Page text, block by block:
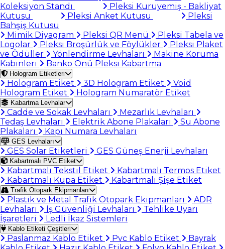
Koleksiyon Standı
Pleksi Kuruyemiş - Bakliyat
Kutusu
Pleksi Anket Kutusu
Pleksi
Bahşiş Kutusu
Mimik Diyagram
Pleksi QR Menü
Pleksi Tabela ve
Logolar
Pleksi Broşürlük ve Föylükler
Pleksi Plaket
ve Ödüller
Yönlendirme Levhaları
Makine Koruma
Kabinleri
Banko Önü Pleksi Kabartma
Hologram Etiketleri
Hologram Etiket 3D Hologram Etiket
Void
Hologram Etiket
Hologram Numaratör Etiket
Kabartma Levhalar
Cadde ve Sokak Levhaları
Mezarlık Levhaları
Tedaş Levhaları
Elektrik Abone Plakaları
Su Abone
Plakaları
Kapı Numara Levhaları
GES Levhaları
GES Solar Etiketleri GES Güneş Enerji Levhaları
Kabartmalı PVC Etiket
Kabartmalı Tekstil Etiket
Kabartmalı Termos Etiket
Kabartmalı Kupa Etiket
Kabartmalı Şişe Etiket
Trafik Otopark Ekipmanları
Plastik ve Metal Trafik Otopark Ekipmanları
ADR
Levhaları
İş Güvenliği Levhaları
Tehlike Uyarı
İşaretleri
Ledli İkaz Sistemleri
Kablo Etiketi Çeşitleri
Paslanmaz Kablo Etiket Pvc Kablo Etiket
Bayrak